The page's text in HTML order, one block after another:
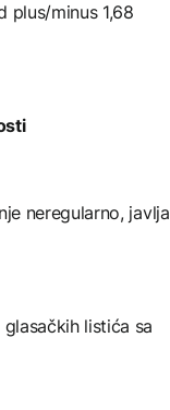
plus/minus 1,68
neregularno, javlja
listića sa